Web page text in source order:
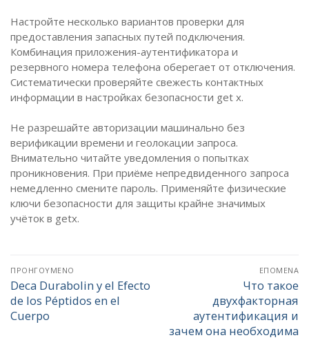
Настройте несколько вариантов проверки для
предоставления запасных путей подключения.
Комбинация приложения-аутентификатора и
резервного номера телефона оберегает от отключения.
Систематически проверяйте свежесть контактных
информации в настройках безопасности get x.
Не разрешайте авторизации машинально без
верификации времени и геолокации запроса.
Внимательно читайте уведомления о попытках
проникновения. При приёме непредвиденного запроса
немедленно смените пароль. Применяйте физические
ключи безопасности для защиты крайне значимых
учёток в getx.
Πλοήγηση
άρθρων
ΠΡΟΗΓΟΎΜΕΝΟ
Προηγούμενο
άρθρο:
Deca Durabolin y el Efecto
de los Péptidos en el
Cuerpo
ΕΠΌΜΕΝΑ
Επόμενο
άρθρο:
Что такое
двухфакторная
аутентификация и
зачем она необходима